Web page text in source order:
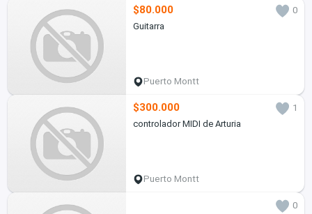
$80.000
0
Guitarra
Puerto Montt
$300.000
1
controlador MIDI de Arturia
Puerto Montt
0